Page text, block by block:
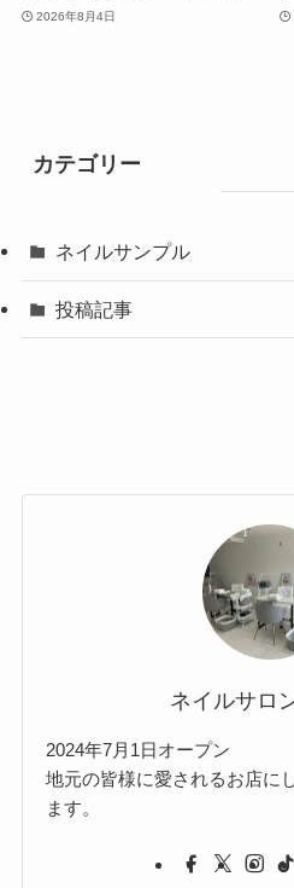
2026年8月4日
カテゴリー
ネイルサンプル
投稿記事
ネイルサロ
2024年7月1日オープン
地元の皆様に愛されるお店に
ます。